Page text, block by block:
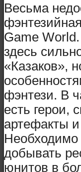
Весьма
Game
здесь
«Казаков»,
фэнтези. В
есть герои,
артефакты и
Необходимо
добывать
юнитов в